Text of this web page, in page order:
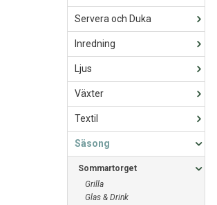
Servera och Duka
Inredning
Ljus
Växter
Textil
Säsong
Sommartorget
Grilla
Glas & Drink